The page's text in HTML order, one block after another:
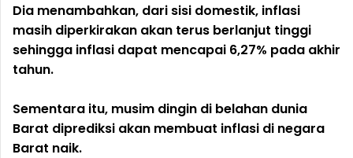
Dia menambahkan, dari sisi domestik, inflasi
masih diperkirakan akan terus berlanjut tinggi
sehingga inflasi dapat mencapai 6,27% pada akhir
tahun.
Sementara itu, musim dingin di belahan dunia
Barat diprediksi akan membuat inflasi di negara
Barat naik.